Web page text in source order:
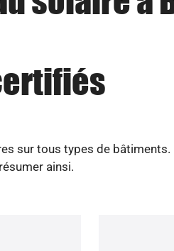
sur tous types de
ainsi.